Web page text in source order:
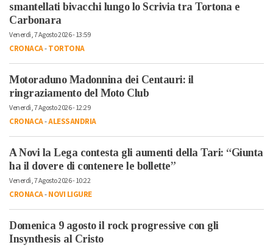
smantellati bivacchi lungo lo Scrivia tra Tortona e
Carbonara
Venerdì, 7 Agosto 2026 - 13:59
CRONACA-TORTONA
Motoraduno Madonnina dei Centauri: il
ringraziamento del Moto Club
Venerdì, 7 Agosto 2026 - 12:29
CRONACA-ALESSANDRIA
A Novi la Lega contesta gli aumenti della Tari: “Giunta
ha il dovere di contenere le bollette”
Venerdì, 7 Agosto 2026 - 10:22
CRONACA-NOVI LIGURE
Domenica 9 agosto il rock progressive con gli
Insynthesis al Cristo